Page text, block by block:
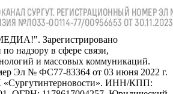
Зарегистрировано
надзору в сфере связи,
и массовых коммуникаций.
Эл № ФС77-83364 от 03 июня 2022 г.
ИНН/КПП: